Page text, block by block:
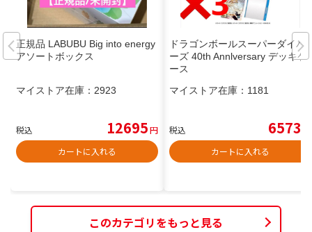
正規品 LABUBU Big into energy
アソートボックス
マイストア在庫： 2923
税込 12695円
カートに入れる
ドラゴンボールスーパーダイバ
ーズ 40th Annlversary デッキケ
ース
マイストア在庫： 1181
税込 6573
カートに入れる
このカテゴリをもっと見る